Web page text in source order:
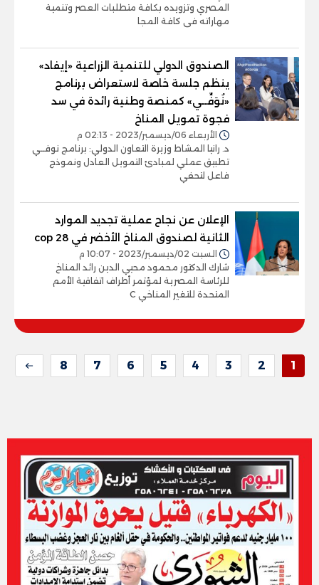
المصري وتزويده بكافة متطلبات العصر وتنمية
مهاراته فى كافة المجا
الصندوق الدولي للتنمية الزراعية «إيفاد»
ينظم جلسة خاصة لاستعراض برنامج
«نُوَفِّــي» كمنصة وطنية رائدة في سد
فجوة تمويل المناخ
الأربعاء 06/ديسمبر/2023 - 02:13 م
د. رانيا المشاط وزيرة التعاون الدولي: برنامج نوفــي
تطبيق عملي لمبادئ التمويل العادل ونموذج
فاعل لتحفي
الإعلان عن نجاح عملية تجديد الموارد
الثانية لصندوق المناخ الأخضر في cop 28
السبت 02/ديسمبر/2023 - 10:07 م
شارك الدكتور محمود محيي الدين رائد المناخ
للرئاسة المصرية لمؤتمر أطراف اتفاقية الأمم
المتحدة للتغير المناخي C
1
2
3
4
5
6
7
8